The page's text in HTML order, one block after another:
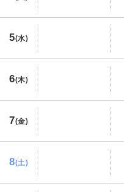
5(水)
6(木)
7(金)
8(土)